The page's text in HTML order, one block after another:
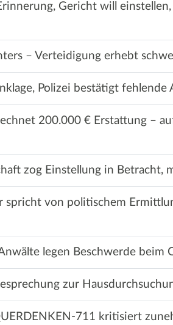
Gericht will
– Verteidigung erhebt
Polizei bestätigt fehlende
200.000 € Erstattung –
zog Einstellung in Betracht,
spricht von politischem
legen Beschwerde beim
zur
711 kritisiert